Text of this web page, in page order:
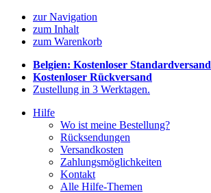
zur Navigation
zum Inhalt
zum Warenkorb
Belgien: Kostenloser Standardversand
Kostenloser Rückversand
Zustellung in 3 Werktagen.
Hilfe
Wo ist meine Bestellung?
Rücksendungen
Versandkosten
Zahlungsmöglichkeiten
Kontakt
Alle Hilfe-Themen